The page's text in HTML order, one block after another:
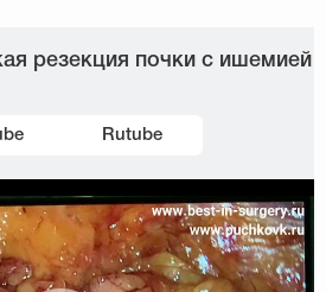
резекция почки с ишемией
Rutube